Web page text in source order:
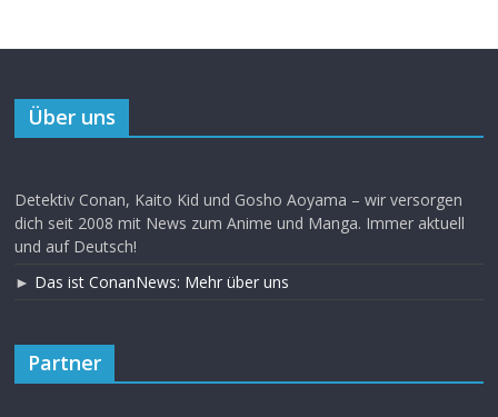
Über uns
Detektiv Conan, Kaito Kid und Gosho Aoyama – wir versorgen
dich seit 2008 mit News zum Anime und Manga. Immer aktuell
und auf Deutsch!
► Das ist ConanNews: Mehr über uns
Partner